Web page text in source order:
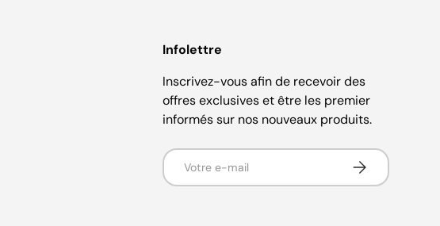
Infolettre
Inscrivez-vous afin de recevoir des
offres exclusives et être les premier
informés sur nos nouveaux produits.
E-mail S’inscrire